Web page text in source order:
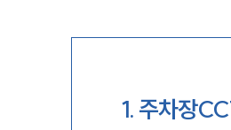
1. 주차장